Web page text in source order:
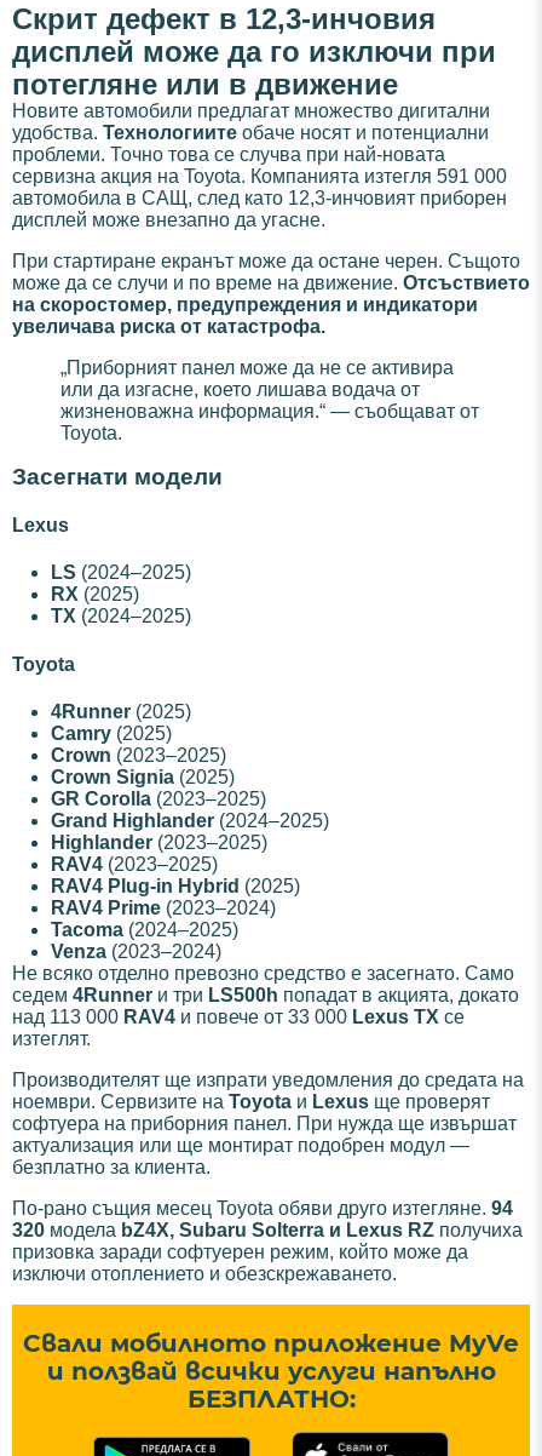
Скрит дефект в 12,3-инчовия
дисплей може да го изключи при
потегляне или в движение
Новите автомобили предлагат множество дигитални
удобства. Технологиите обаче носят и потенциални
проблеми. Точно това се случва при най-новата
сервизна акция на Toyota. Компанията изтегля 591 000
автомобила в САЩ, след като 12,3-инчовият приборен
дисплей може внезапно да угасне.
При стартиране екранът може да остане черен. Същото
може да се случи и по време на движение. Отсъствието
на скоростомер, предупреждения и индикатори
увеличава риска от катастрофа.
„Приборният панел може да не се активира
или да изгасне, което лишава водача от
жизненоважна информация.“ — съобщават от
Toyota.
Засегнати модели
Lexus
LS (2024–2025)
RX (2025)
TX (2024–2025)
Toyota
4Runner (2025)
Camry (2025)
Crown (2023–2025)
Crown Signia (2025)
GR Corolla (2023–2025)
Grand Highlander (2024–2025)
Highlander (2023–2025)
RAV4 (2023–2025)
RAV4 Plug-in Hybrid (2025)
RAV4 Prime (2023–2024)
Tacoma (2024–2025)
Venza (2023–2024)
Не всяко отделно превозно средство е засегнато. Само
седем 4Runner и три LS500h попадат в акцията, докато
над 113 000 RAV4 и повече от 33 000 Lexus TX се
изтеглят.
Производителят ще изпрати уведомления до средата на
ноември. Сервизите на Toyota и Lexus ще проверят
софтуера на приборния панел. При нужда ще извършат
актуализация или ще монтират подобрен модул —
безплатно за клиента.
По-рано същия месец Toyota обяви друго изтегляне. 94
320 модела bZ4X, Subaru Solterra и Lexus RZ получиха
призовка заради софтуерен режим, който може да
изключи отоплението и обезскрежаването.
Свали мобилното приложение MyVe
и ползвай всички услуги напълно
БЕЗПЛАТНО: